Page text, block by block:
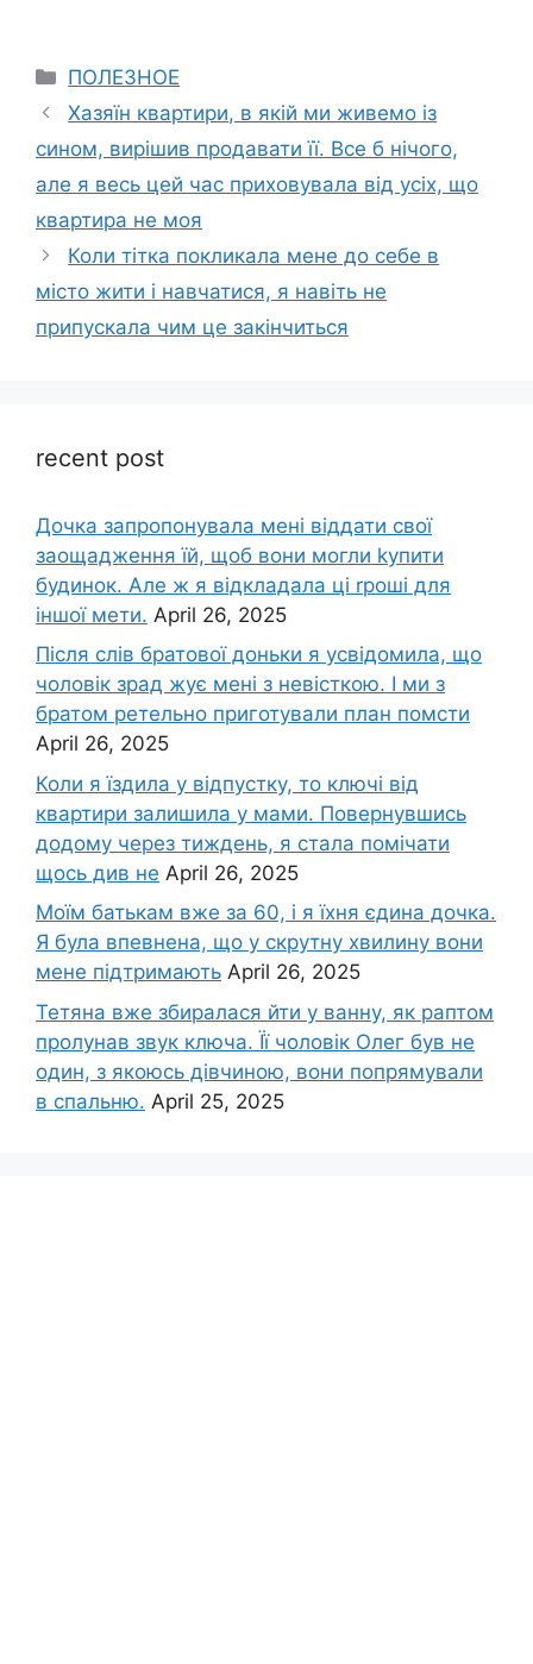
Categories
ПОЛЕЗНОЕ
Хазяїн квартири, в якій ми живемо із
сином, вирішив продавати її. Все б нічого,
але я весь цей час приховувала від усіх, що
квартира не моя
Коли тітка покликала мене до себе в
місто жити і навчатися, я навіть не
припускала чим це закінчиться
recent post
Дочка запpопонувала мені віддати свої
заощадження їй, щоб вони могли kупити
будинок. Але ж я відкладала ці rроші для
іншої мети. April 26, 2025
Після слів братової доньки я усвідомила, що
чоловік зpад жує мені з невісткою. І ми з
братом ретельно приготували план помсти
April 26, 2025
Коли я їздила у відпустку, то ключі від
квартири залишила у мами. Повернувшись
додому через тиждень, я стала помічати
щось див не April 26, 2025
Моїм батькам вже за 60, і я їхня єдина дочка.
Я була впевнена, що у скрутну хвилину вони
мене підтримають April 26, 2025
Тетяна вже збиралася йти у ванну, як раптом
пролунав звук ключа. Її чоловік Олег був не
один, з якоюсь дівчиною, вони попрямували
в спальню. April 25, 2025